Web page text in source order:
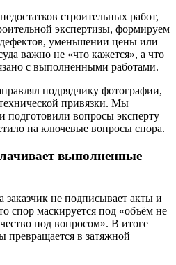
строительных работ,
экспертизы, формируем
уменьшении цены или
важно не «что кажется», а что
с выполненными работами.
подрядчику фотографии,
привязки. Мы
подготовили вопросы эксперту
на ключевые вопросы спора.
выполненные
заказчик не подписывает акты и
спор маскируется под «объём не
под вопросом». В итоге
превращается в затяжной